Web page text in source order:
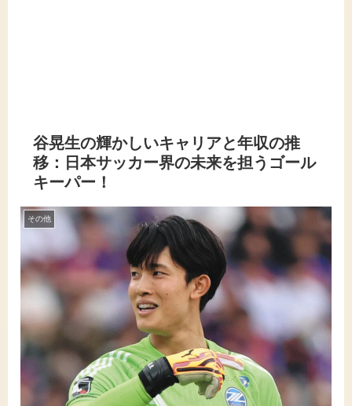
谷晃生の輝かしいキャリアと年収の推
移：日本サッカー界の未来を担うゴール
キーパー！
その他